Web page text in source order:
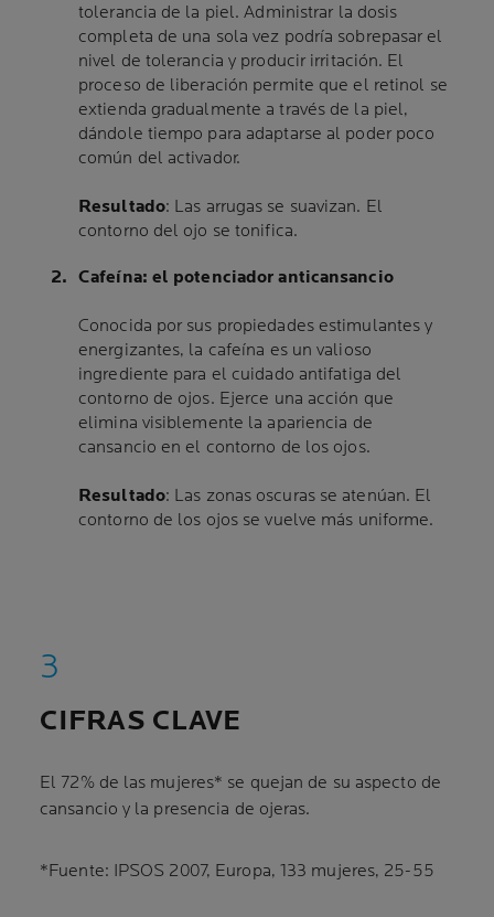
tolerancia de la piel. Administrar la dosis
completa de una sola vez podría sobrepasar el
nivel de tolerancia y producir irritación. El
proceso de liberación permite que el retinol se
extienda gradualmente a través de la piel,
dándole tiempo para adaptarse al poder poco
común del activador.
Resultado: Las arrugas se suavizan. El
contorno del ojo se tonifica.
Cafeína: el potenciador anticansancio
Conocida por sus propiedades estimulantes y
energizantes, la cafeína es un valioso
ingrediente para el cuidado antifatiga del
contorno de ojos. Ejerce una acción que
elimina visiblemente la apariencia de
cansancio en el contorno de los ojos.
Resultado: Las zonas oscuras se atenúan. El
contorno de los ojos se vuelve más uniforme.
CIFRAS CLAVE
El 72% de las mujeres* se quejan de su aspecto de
cansancio y la presencia de ojeras.
*Fuente: IPSOS 2007, Europa, 133 mujeres, 25-55